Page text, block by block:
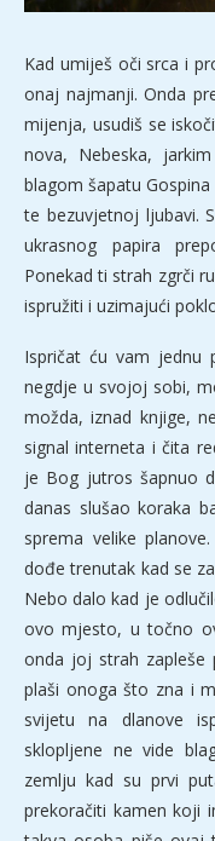
Kad umiješ oči srca i
onaj najmanji. Onda
mijenja, usudiš se
nova, Nebeska,
blagom šapatu
te bezuvjetnoj ljubavi.
ukrasnog papira
Ponekad ti strah zgrči
ispružiti i uzimajući
Ispričat ću vam jednu
negdje u svojoj sobi,
možda, iznad knjige,
signal interneta i čita
je Bog jutros šapnuo
danas slušao koraka
sprema velike
dođe trenutak kad se
Nebo dalo kad je
ovo mjesto, u točno
onda joj strah zapleše
plaši onoga što zna i
svijetu na dlanove
sklopljene ne vide
zemlju kad su prvi
prekoračiti kamen koji